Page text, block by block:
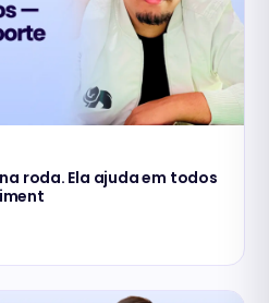
roda. Ela ajuda em todos